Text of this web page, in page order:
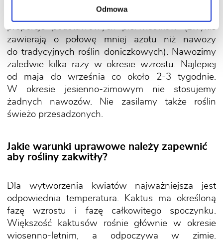
Odmowa
i innych sukulentów, które zawierają właściwe
proporcje podstawowych pierwiastków (zwykle
zawierają o połowę mniej azotu niż nawozy
do tradycyjnych roślin doniczkowych). Nawozimy
zaledwie kilka razy w okresie wzrostu. Najlepiej
od maja do września co około 2-3 tygodnie.
W okresie jesienno-zimowym nie stosujemy
żadnych nawozów. Nie zasilamy także roślin
świeżo przesadzonych.
Jakie warunki uprawowe należy zapewnić
aby rośliny zakwitły?
Dla wytworzenia kwiatów najważniejsza jest
odpowiednia temperatura. Kaktus ma określoną
fazę wzrostu i fazę całkowitego spoczynku.
Większość kaktusów rośnie głównie w okresie
wiosenno-letnim, a odpoczywa w zimie.